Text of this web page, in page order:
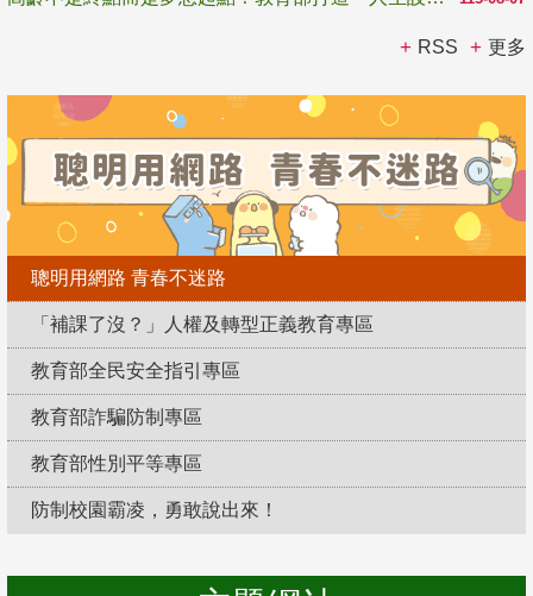
RSS 更多
聰明用網路 青春不迷路
「補課了沒？」人權及轉型正義教育專區
教育部全民安全指引專區
教育部詐騙防制專區
教育部性別平等專區
防制校園霸凌，勇敢說出來！